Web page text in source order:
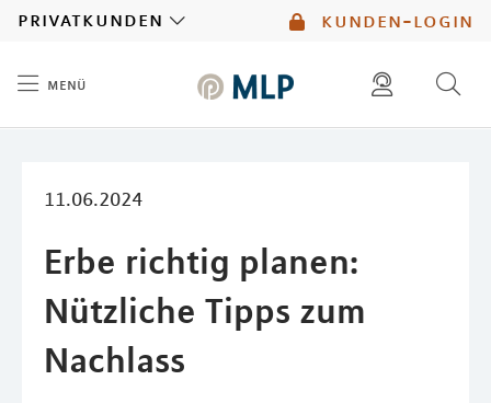
kunden-login
privatkunden
menü
11.06.2024
Erbe richtig planen:
Nützliche Tipps zum
Nachlass